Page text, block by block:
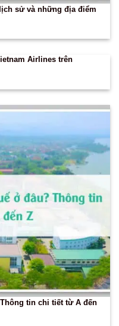
sử và những địa điểm
Airlines trên
tin chi tiết từ A đến